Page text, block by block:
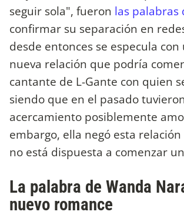
seguir sola", fueron las palabras
confirmar su separación en
desde entonces se especula
nueva relación que podría
cantante de L-Gante con quien
siendo que en el pasado
acercamiento posiblemente
embargo, ella negó esta
no está dispuesta a comenzar
La palabra de Wanda
nuevo romance